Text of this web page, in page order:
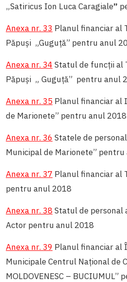
„Satiricus Ion Luca Caragiale”
Anexa nr. 33 Planul financiar al
Păpuși „Guguță” pentru anul
Anexa nr. 34 Statul de funcții al
Păpuși „ Guguță” pentru anul
Anexa nr. 35 Planul financiar al
de Marionete” pentru anul 2018
Anexa nr. 36 Statele de
Municipal de Marionete”
Anexa nr. 37 Planul financiar al
pentru anul 2018
Anexa nr. 38Statul de
Actor pentru anul 2018
Anexa nr. 39 Planul financiar
Municipale Centrul Naţional de
MOLDOVENESC – BUCIUMUL”